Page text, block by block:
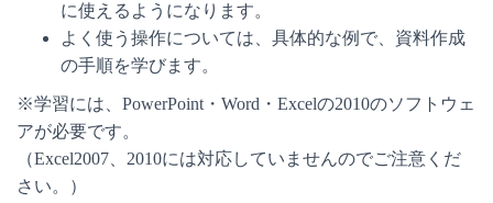
に使えるようになります。
よく使う操作については、具体的な例で、資料作成
の手順を学びます。
※学習には、PowerPoint・Word・Excelの2010のソフトウェ
アが必要です。
（Excel2007、2010には対応していませんのでご注意くだ
さい。）